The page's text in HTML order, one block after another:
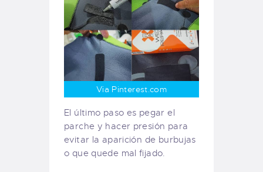
Via Pinterest.com
El último paso es pegar el
parche y hacer presión para
evitar la aparición de burbujas
o que quede mal fijado.